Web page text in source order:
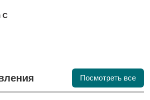
С
Посмотреть все